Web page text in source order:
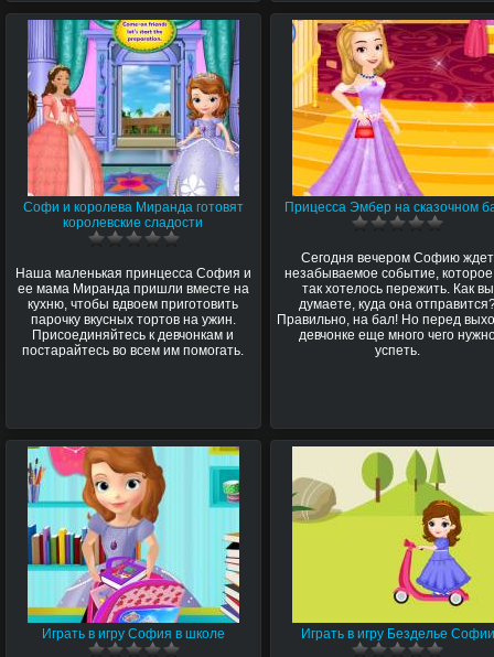
Софи и королева Миранда готовят
королевские сладости
Наша маленькая принцесса София и
ее мама Миранда пришли вместе на
кухню, чтобы вдвоем приготовить
парочку вкусных тортов на ужин.
Присоединяйтесь к девчонкам и
постарайтесь во всем им помогать.
Прицесса Эмбер на сказочном
Сегодня вечером Софию ждет
незабываемое событие,
так хотелось пережить. Как вы
думаете, куда она
Правильно, на бал! Но перед
девчонке еще много чего
успеть.
Играть в игру София в школе Играть в игру Безделье Софии